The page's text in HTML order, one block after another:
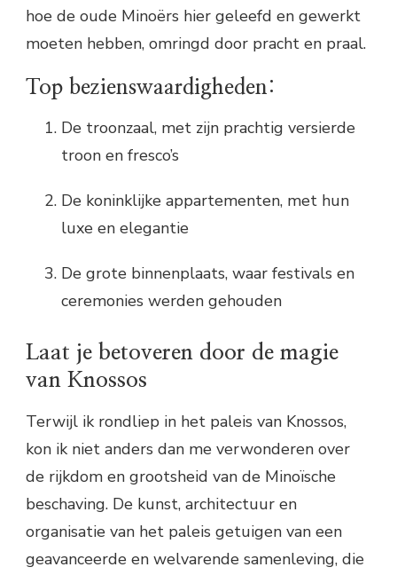
hoe de oude Minoërs hier geleefd en gewerkt
moeten hebben, omringd door pracht en praal.
Top bezienswaardigheden:
De troonzaal, met zijn prachtig versierde
troon en fresco’s
De koninklijke appartementen, met hun
luxe en elegantie
De grote binnenplaats, waar festivals en
ceremonies werden gehouden
Laat je betoveren door de magie
van Knossos
Terwijl ik rondliep in het paleis van Knossos,
kon ik niet anders dan me verwonderen over
de rijkdom en grootsheid van de Minoïsche
beschaving. De kunst, architectuur en
organisatie van het paleis getuigen van een
geavanceerde en welvarende samenleving, die